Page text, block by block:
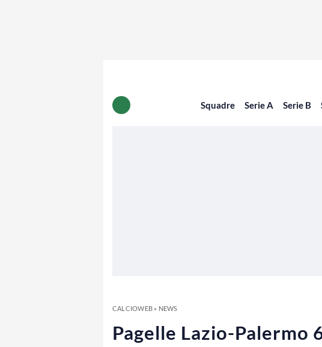
Squadre Serie A Serie B
CALCIOWEB» NEWS
Pagelle Lazio-Palermo